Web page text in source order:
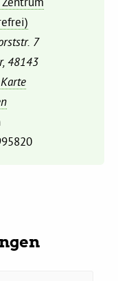
7
, 48143